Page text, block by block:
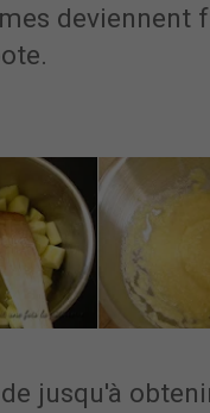
deviennent
jusqu'à